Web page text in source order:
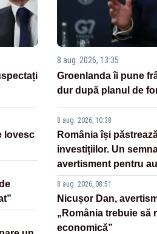
lovesc
8 aug. 2026, 13:35
Groenlanda îi pune
dur după planul de
8 aug. 2026, 10:38
România își
investițiilor. Un
avertisment pentru
8 aug. 2026, 08:51
Nicușor Dan,
„România trebuie să
economică”